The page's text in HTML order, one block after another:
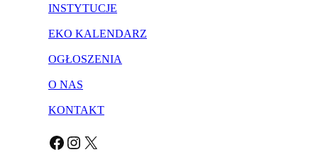
INSTYTUCJE
EKO KALENDARZ
OGŁOSZENIA
O NAS
KONTAKT
Facebook Instagram X